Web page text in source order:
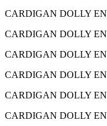
CARDIGAN DOLLY
CARDIGAN DOLLY
CARDIGAN DOLLY
CARDIGAN DOLLY
CARDIGAN DOLLY
CARDIGAN DOLLY